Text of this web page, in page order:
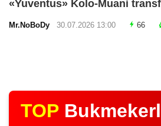
«Yuventus» Kolo-Muani
Mr.NoBoDy 30.07.2026 13:00 66
TOP